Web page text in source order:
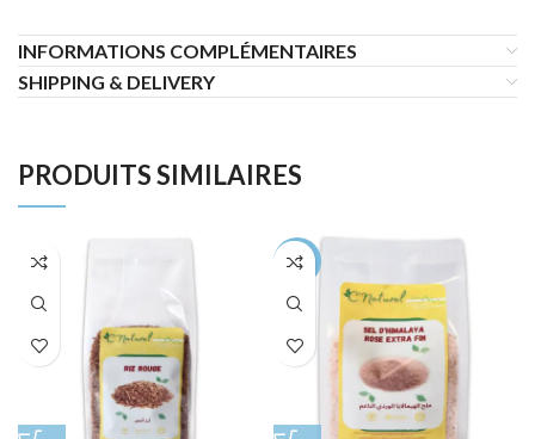
INFORMATIONS COMPLÉMENTAIRES
SHIPPING & DELIVERY
PRODUITS SIMILAIRES
-56%